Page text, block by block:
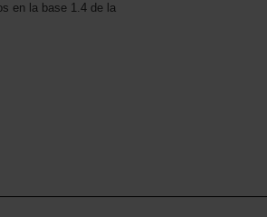
en la base 1.4 de la